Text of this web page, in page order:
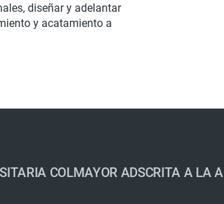
diseñar y adelantar
y acatamiento a
COLMAYOR ADSCRITA A LA